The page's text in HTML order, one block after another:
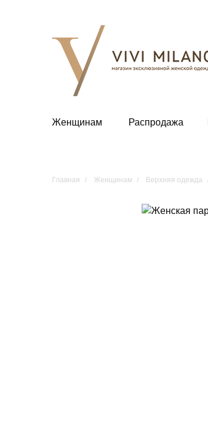
Женщинам Распродажа
Главная Женщинам Верхняя одежда